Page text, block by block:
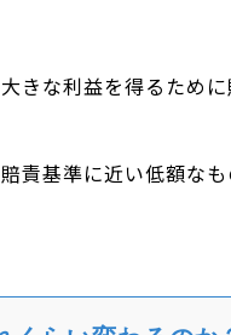
きな利益を得るため
責基準に近い低額なも